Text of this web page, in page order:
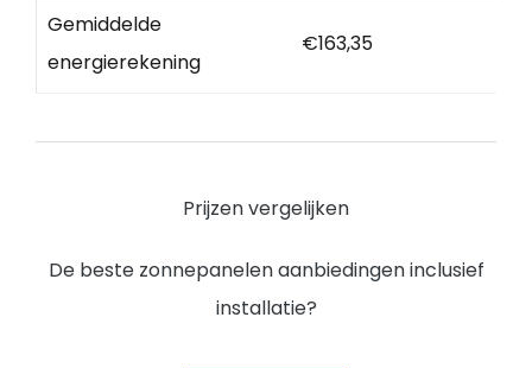
Gemiddelde
energierekening
€163,35
Prijzen vergelijken
De beste zonnepanelen aanbiedingen inclusief
installatie?